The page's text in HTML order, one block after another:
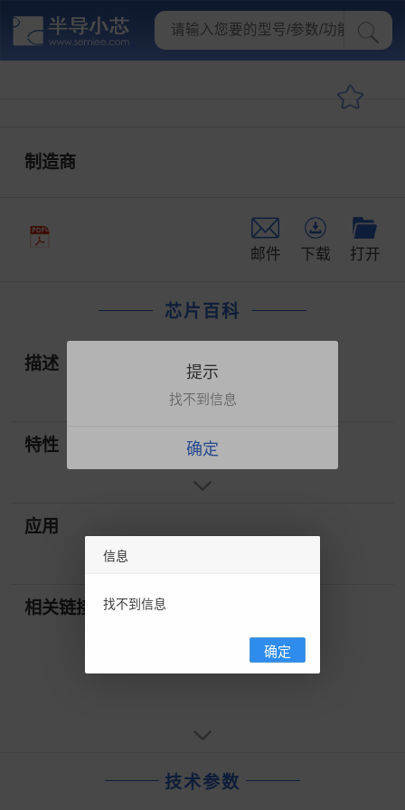
制造商
邮件 下载 打开
芯片百科
描述
特性
应用
相关链接
技术参数
提示
找不到信息
确定
信息
找不到信息
确定